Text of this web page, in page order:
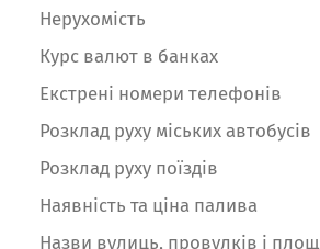
Нерухомість
Курс валют в банках
Екстрені номери телефонів
Розклад руху міських автобусів
Розклад руху поїздів
Наявність та ціна палива
Назви вулиць, провулків і площ